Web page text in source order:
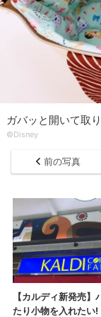
ガバッと開いて取
©Disney
前の写真